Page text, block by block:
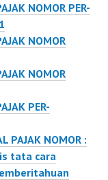
NOMOR PER-
NOMOR
NOMOR
PER-
PAJAK NOMOR :
tata cara